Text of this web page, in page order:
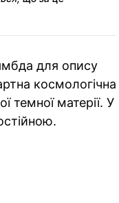
для опису
космологічна
темної матерії. У